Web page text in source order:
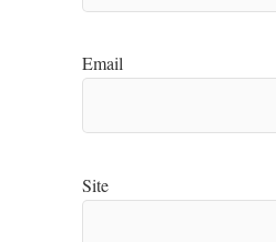
Email
Site